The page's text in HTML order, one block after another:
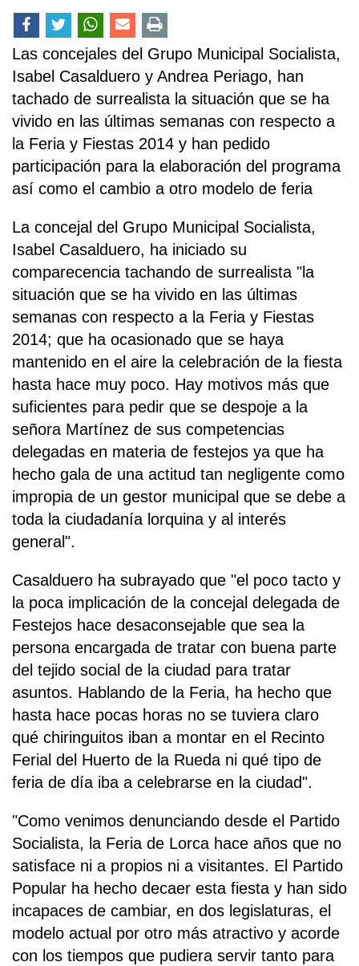
Las concejales del Grupo Municipal Socialista,
Isabel Casalduero y Andrea Periago, han
tachado de surrealista la situación que se ha
vivido en las últimas semanas con respecto a
la Feria y Fiestas 2014 y han pedido
participación para la elaboración del programa
así como el cambio a otro modelo de feria
La concejal del Grupo Municipal Socialista,
Isabel Casalduero, ha iniciado su
comparecencia tachando de surrealista "la
situación que se ha vivido en las últimas
semanas con respecto a la Feria y Fiestas
2014; que ha ocasionado que se haya
mantenido en el aire la celebración de la fiesta
hasta hace muy poco. Hay motivos más que
suficientes para pedir que se despoje a la
señora Martínez de sus competencias
delegadas en materia de festejos ya que ha
hecho gala de una actitud tan negligente como
impropia de un gestor municipal que se debe a
toda la ciudadanía lorquina y al interés
general".
Casalduero ha subrayado que "el poco tacto y
la poca implicación de la concejal delegada de
Festejos hace desaconsejable que sea la
persona encargada de tratar con buena parte
del tejido social de la ciudad para tratar
asuntos. Hablando de la Feria, ha hecho que
hasta hace pocas horas no se tuviera claro
qué chiringuitos iban a montar en el Recinto
Ferial del Huerto de la Rueda ni qué tipo de
feria de día iba a celebrarse en la ciudad".
"Como venimos denunciando desde el Partido
Socialista, la Feria de Lorca hace años que no
satisface ni a propios ni a visitantes. El Partido
Popular ha hecho decaer esta fiesta y han sido
incapaces de cambiar, en dos legislaturas, el
modelo actual por otro más atractivo y acorde
con los tiempos que pudiera servir tanto para